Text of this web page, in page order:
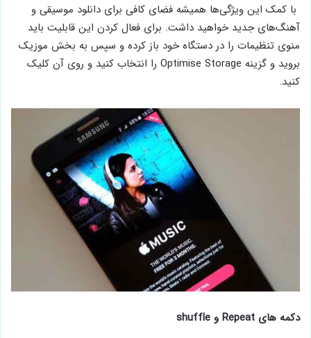
با کمک این ویژگی‌ها همیشه فضای کافی برای دانلود موسیقی و
آهنگ‌های جدید خواهید داشت. برای فعال کردن این قابلیت باید
منوی تنظیمات را در دستگاه خود باز کرده و سپس به بخش موزیک
بروید و گزینه Optimise Storage را انتخاب کنید و روی آن کلیک
کنید.
دکمه های Repeat و shuffle